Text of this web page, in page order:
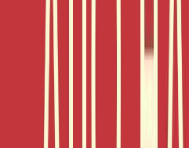
Μεταίχμιο
Περίληψη
Η ιστορική «ματωμένη απεργία
το συγγραφικό μικροσκόπιο της
συγκλονιστικό μυθιστόρημα για